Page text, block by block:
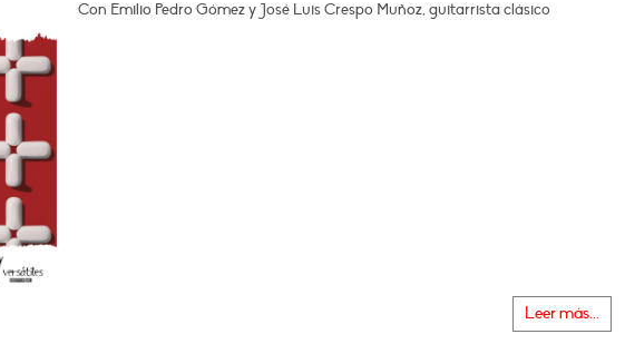
Con Emilio Pedro Gómez y José Luis Crespo Muñoz, guitarrista clásico
Leer más...